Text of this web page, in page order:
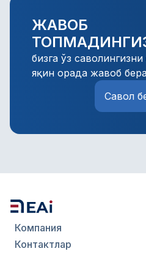
муддатларда ташкил
ЖАВОБ
бизга ўз
яқин орада жавоб
Савол
Компания
Контактлар